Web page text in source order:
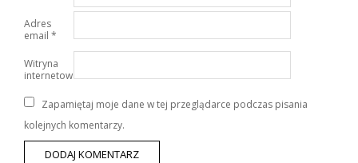
Adres
email *
Witryna
internetowa
Zapamiętaj moje dane w tej przeglądarce podczas pisania
kolejnych komentarzy.